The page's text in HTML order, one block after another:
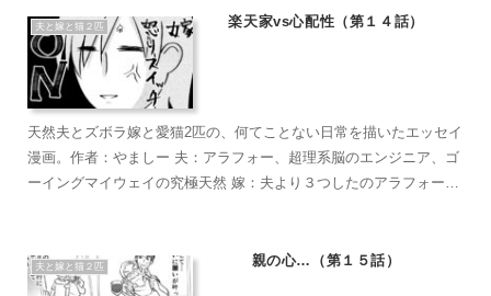
えん坊のもふもふ こぶ茶：抱っこが大好きラグドール。遊びへの欲
求がすごい。やりたい放題のバ…やんちゃ坊主
夫と嫁と猫２匹 楽天家vs心配性（第１４話）
天然夫とズボラ嫁と愛猫2匹の、何てことない日常を描いたエッセイ
漫画。作者：やましー 夫：アラフォー、超理系脳のエンジニア、ゴ
ーイングマイウェイの究極天然 嫁：夫より３つしたのアラフォー、
えん坊のもふもふ こぶ茶：抱っこが大好きラグドール。遊びへの欲
求がすごい。やりたい放題のバ…やんちゃ坊主
夫と嫁と猫２匹 親の心…（第１５話）